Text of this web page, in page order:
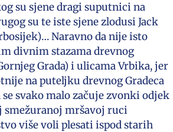
su sjene dragi suputnici na
su te iste sjene zlodusi Jack
Naravno da nije isto
divnim stazama drevnog
Grada) i ulicama Vrbika, jer
na puteljku drevnog Gradeca
svako malo začuje zvonki odjek
smežuranoj mršavoj ruci
više voli plesati ispod starih